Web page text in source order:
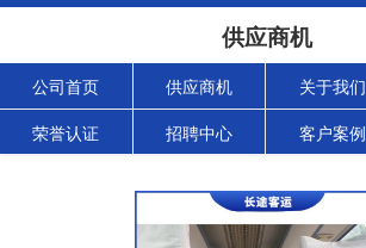
供应商机
公司首页 供应商机 关于我们
荣誉认证 招聘中心 客户案例